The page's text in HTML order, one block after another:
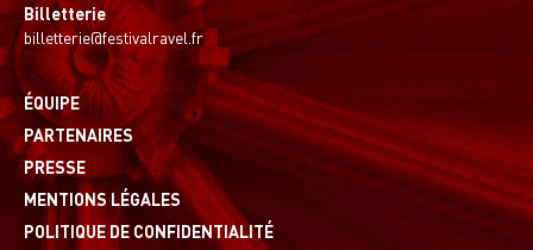
Billetterie
billetterie@festivalravel.fr
ÉQUIPE
PARTENAIRES
PRESSE
MENTIONS LÉGALES
POLITIQUE DE CONFIDENTIALITÉ